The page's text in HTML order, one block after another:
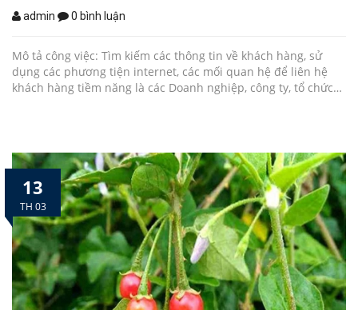
admin 0 bình luận
Mô tả công việc: Tìm kiếm các thông tin về khách hàng, sử
dụng các phương tiện internet, các mối quan hệ để liên hệ
khách hàng tiềm năng là các Doanh nghiệp, công ty, tổ chức
13
TH 03